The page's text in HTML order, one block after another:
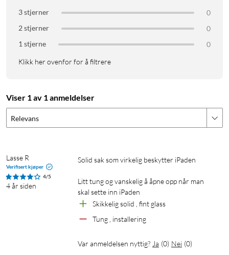
3 stjerner
0
2 stjerner
0
1 stjerne
0
Klikk her ovenfor for å filtrere
Viser 1 av 1 anmeldelser
Relevans
Lasse R
Verifisert kjøper
4/5
4 år siden
Solid sak som virkelig beskytter iPaden
Litt tung og vanskelig å åpne opp når man
skal sette inn iPaden
Skikkelig solid , fint glass
Tung , installering
Var anmeldelsen nyttig? Ja (0) Nei (0)